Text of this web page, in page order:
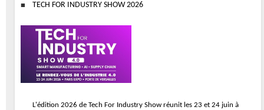
TECH FOR INDUSTRY SHOW 2026
L'édition 2026 de Tech For Industry Show réunit les 23 et 24 juin à